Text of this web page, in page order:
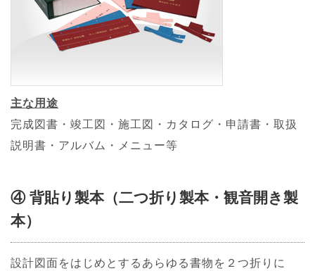
主な用途
完成図書・竣工図・施工図・カタログ・申請書・取扱
説明書・アルバム・メニュー等
④ 背貼り製本（二つ折り製本・観音開き製
本）
設計図面をはじめとするあらゆる書物を２つ折りに